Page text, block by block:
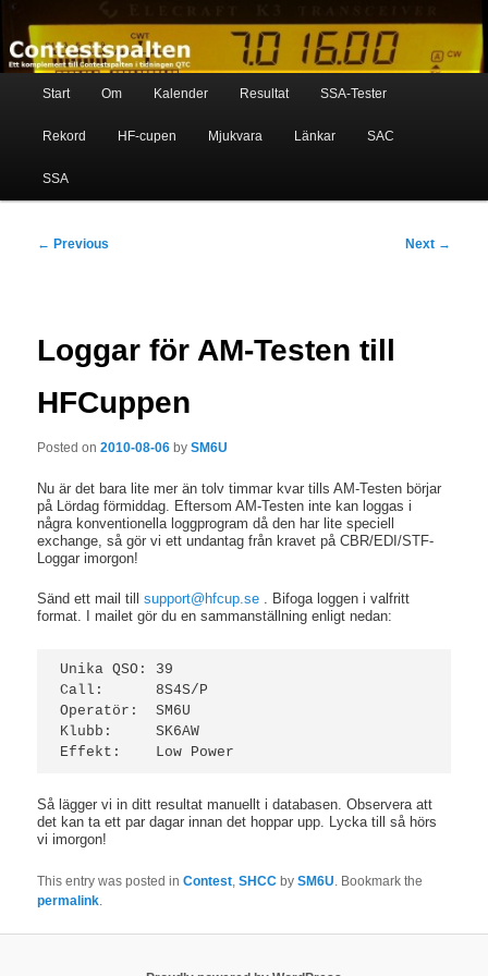
Skip
primary
content
Contestspalten
Start Om Kalender Resultat SSA-Tester
Rekord HF-cupen Mjukvara Länkar SAC
SSA
Post
← Previous Next →
Loggar för AM-Testen till
HFCuppen
Posted on2010-08-06 bySM6U
Nu är det bara lite mer än tolv timmar kvar tills AM-Testen börjar
på Lördag förmiddag. Eftersom AM-Testen inte kan loggas i
några konventionella loggprogram då den har lite speciell
exchange, så gör vi ett undantag från kravet på CBR/EDI/STF-
Loggar imorgon!
Sänd ett mail tillsupport@hfcup.se . Bifoga loggen i valfritt
format. I mailet gör du en sammanställning enligt nedan:
Unika QSO: 39
Call:      8S4S/P
Operatör:  SM6U
Klubb:     SK6AW
Effekt:    Low Power
Så lägger vi in ditt resultat manuellt i databasen. Observera att
det kan ta ett par dagar innan det hoppar upp. Lycka till så hörs
vi imorgon!
This entry was posted inContest,SHCC bySM6U. Bookmark the
permalink.